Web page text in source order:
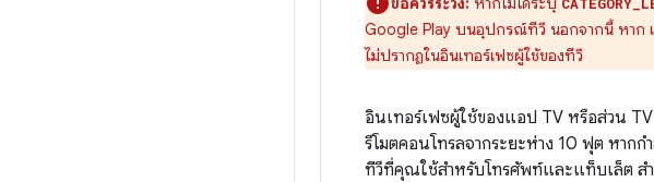
Google Play บนอุปกรณ์ทีวี นอกจากนี้ หาก
ไม่ปรากฏในอินเทอร์เฟซผู้ใช้ของทีวี
อินเทอร์เฟซผู้ใช้ของแอป TV หรือส่วน
รีโมตคอนโทรลจากระยะห่าง 10 ฟุต หาก
ทีวีที่คุณใช้สำหรับโทรศัพท์และแท็บเล็ต